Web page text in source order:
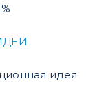
.
идея